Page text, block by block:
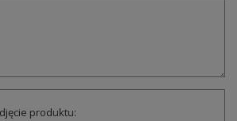
produktu: